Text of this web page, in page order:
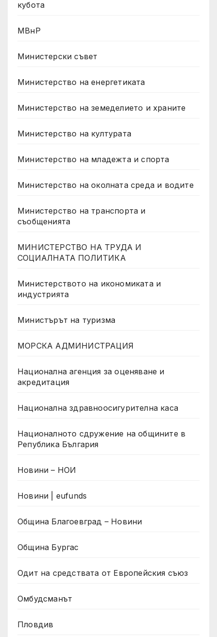
кубота
МВнР
Министерски съвет
Министерство на енергетиката
Министерство на земеделието и храните
Министерство на културата
Министерство на младежта и спорта
Министерство на околната среда и водите
Министерство на транспорта и
съобщенията
МИНИСТЕРСТВО НА ТРУДА И
СОЦИАЛНАТА ПОЛИТИКА
Министерството на икономиката и
индустрията
Министърът на туризма
МОРСКА АДМИНИСТРАЦИЯ
Национална агенция за оценяване и
акредитация
Национална здравноосигурителна каса
Националното сдружение на общините в
Република България
Новини – НОИ
Новини | eufunds
Община Благоевград – Новини
Община Бургас
Одит на средствата от Европейския съюз
Омбудсманът
Пловдив